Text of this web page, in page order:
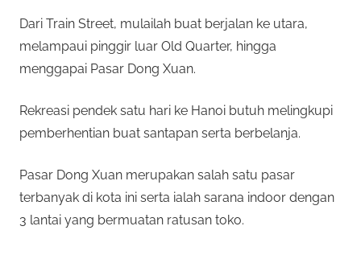
Dari Train Street, mulailah buat berjalan ke utara,
melampaui pinggir luar Old Quarter, hingga
menggapai Pasar Dong Xuan.
Rekreasi pendek satu hari ke Hanoi butuh melingkupi
pemberhentian buat santapan serta berbelanja.
Pasar Dong Xuan merupakan salah satu pasar
terbanyak di kota ini serta ialah sarana indoor dengan
3 lantai yang bermuatan ratusan toko.